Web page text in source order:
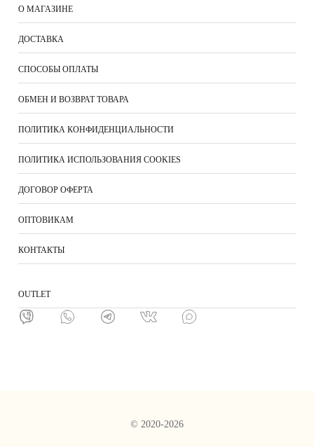
О МАГАЗИНЕ
ДОСТАВКА
СПОСОБЫ ОПЛАТЫ
ОБМЕН И ВОЗВРАТ ТОВАРА
ПОЛИТИКА КОНФИДЕНЦИАЛЬНОСТИ
ПОЛИТИКА ИСПОЛЬЗОВАНИЯ COOKIES
ДОГОВОР ОФЕРТА
ОПТОВИКАМ
КОНТАКТЫ
ОUTLET
© 2020-2026